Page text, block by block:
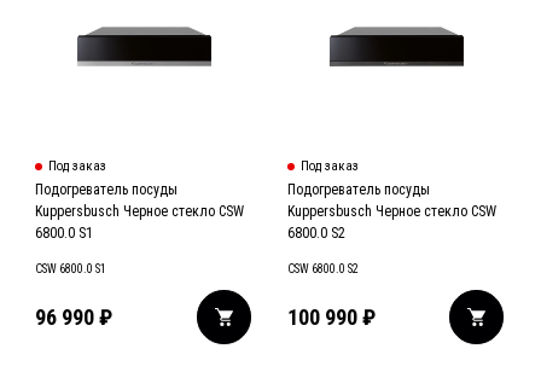
Под заказ
Подогреватель посуды
Kuppersbusch Черное стекло CSW
6800.0 S1
CSW 6800.0 S1
96 990₽
Под заказ
Подогреватель посуды
Kuppersbusch Черное стекло CSW
6800.0 S2
CSW 6800.0 S2
100 990 ₽